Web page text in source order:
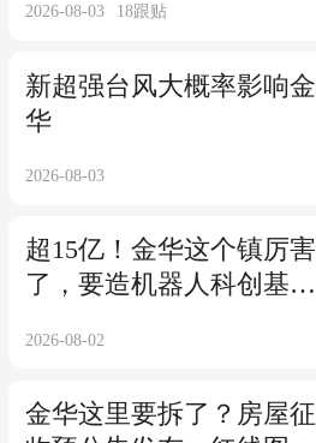
2026-08-03 18跟贴
新超强台风大概率影响金
华
2026-08-03
超15亿！金华这个镇厉害
了，要造机器人科创基
2026-08-02
金华这里要拆了？房屋征